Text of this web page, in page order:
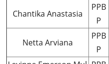
Chantika Anastasia
PPB
P
Netta Arviana
PPB
P